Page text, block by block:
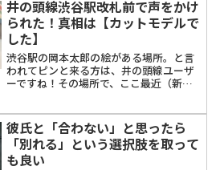
井の頭線渋谷駅改札前で声をかけ
られた！真相は【カットモデルで
した】
渋谷駅の岡本太郎の絵がある場所。と言
われてピンと来る方は、井の頭線ユーザ
ーですね！その場所で、ここ最近（新型
彼氏と「合わない」と思ったら
「別れる」という選択肢を取って
も良い